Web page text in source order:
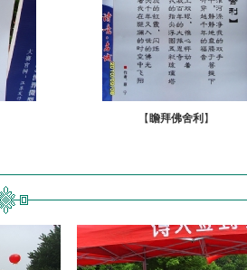
【 瞻拜佛舍利 】